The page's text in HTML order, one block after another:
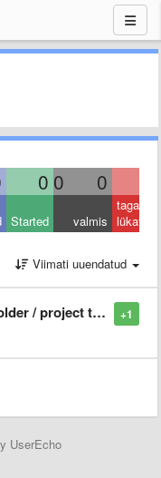
0 0 0
Started valmis
tagasi
lükatud
Viimati uuendatud
+1
of reopening it in a new window
UserEcho